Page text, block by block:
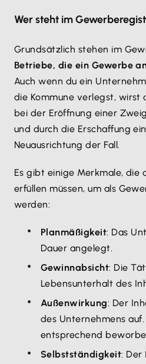
Wer steht im
Grundsätzlich stehen im
Betriebe, die ein Gewerbe
Auch wenn du ein
die Kommune verlegst, wirst
bei der Eröffnung einer
und durch die Erschaffung
Neuausrichtung der Fall.
Es gibt einige Merkmale, die
erfüllen müssen, um als
werden:
Planmäßigkeit: Das
Dauer angelegt.
Gewinnabsicht: Die
Lebensunterhalt des
Außenwirkung: Der
des Unternehmens
entsprechend
Selbstständigkeit: Der